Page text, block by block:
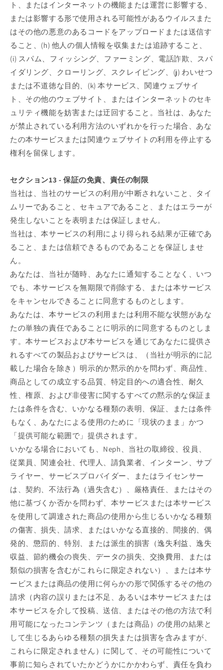
ト、またはインターネットの機能または運営に影響する、
または影響する形で使用される可能性があるウイルスまた
はその他の悪意のあるコードをアップロードまたは送信す
ること、(h) 他人の個人情報を収集または追跡すること、
(i) スパム、フィッシング、ファーミング、電話詐欺、スパ
イダリング、クローリング、スクレイピング、(j) わいせつ
または不道徳な目的、(k) 本サービス、関連ウェブサイ
ト、その他のウェブサイト、またはインターネットのセキ
ュリティ機能を妨害または迂回すること。当社は、あなた
が禁止されている利用方法のいずれかを行った場合、あな
たの本サービスまたは関連ウェブサイトの利用を停止する
権利を留保します。
セクション13 - 保証の免責、責任の制限
当社は、当社のサービスの利用が中断されないこと、タイ
ムリーであること、セキュアであること、またはエラーが
発生しないことを表明または保証しません。
当社は、本サービスの利用により得られる結果が正確であ
ること、または信頼できるものであることを保証しませ
ん。
あなたは、当社が随時、あなたに通知することなく、いつ
でも、本サービスを無期限で削除する、または本サービス
をキャンセルできることに同意するものとします。
あなたは、本サービスの利用または利用不能な状態があな
たの単独の責任であることに明示的に同意するものとしま
す。本サービスおよび本サービスを通じてあなたに提供さ
れるすべての製品およびサービスは、（当社が明示的に記
載した場合を除き）明示的か黙示的かを問わず、商品性、
商品としての成立する品質、特定目的への適合性、耐久
性、権原、および非侵害に関するすべての黙示的な保証ま
たは条件を含む、いかなる種類の表明、保証、または条件
もなく、あなたによる使用のために「現状のまま」かつ
「提供可能な範囲で」提供されます。
いかなる場合においても、Neph、当社の取締役、役員、
従業員、関連会社、代理人、請負業者、インターン、サプ
ライヤー、サービスプロバイダー、またはライセンサー
は、契約、不法行為（過失含む）、厳格責任、またはその
他に基づくか否かを問わず、本サービスまたは本サービス
を使用して調達された商品の使用から生じるいかなる種類
の傷害、損失、請求、またはいかなる直接的、間接的、偶
発的、懲罰的、特別、または派生的損害（逸失利益、逸失
収益、節約機会の喪失、データの損失、交換費用、または
類似の損害を含むがこれらに限定されない）、または本サ
ービスまたは商品の使用に何らかの形で関係するその他の
請求（内容の誤りまたは不足、あるいは本サービスまたは
本サービスを介して投稿、送信、またはその他の方法で利
用可能になったコンテンツ（または商品）の使用の結果と
して生じるあらゆる種類の損失または損害を含みますが、
これらに限定されません）に関して、その可能性について
事前に知らされていたかどうかにかかわらず、責任を負わ